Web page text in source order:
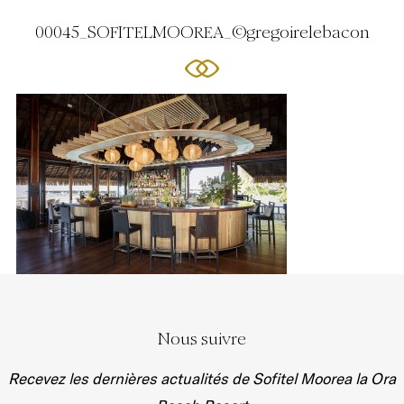
00045_SOFITELMOOREA_©gregoirelebacon
Nous suivre
Recevez les dernières actualités de Sofitel Moorea la Ora